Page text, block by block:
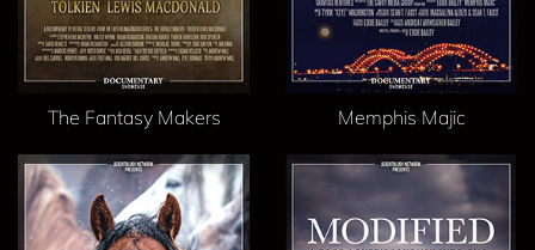
The Fantasy Makers Memphis Majic